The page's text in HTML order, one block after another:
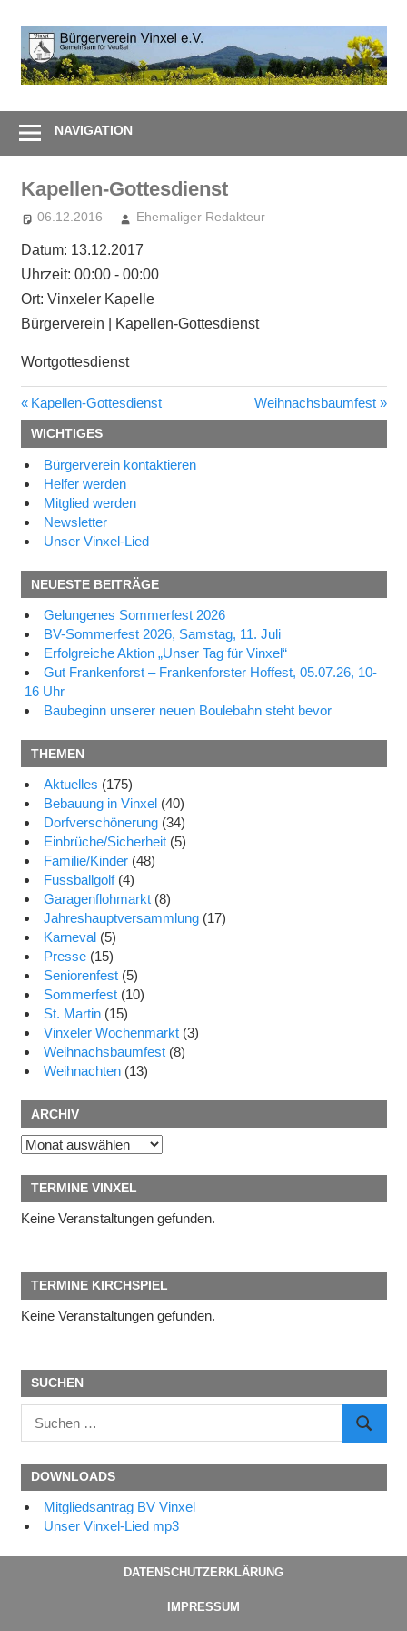
Inhalt
springen
ZusammenNAVIGATION
Kapellen-Gottesdienst
06.12.2016 Ehemaliger Redakteur
Datum: 13.12.2017
Uhrzeit: 00:00 - 00:00
Ort: Vinxeler Kapelle
Bürgerverein | Kapellen-Gottesdienst
Wortgottesdienst
Beitragsnavigation
Vorheriger
Beitrag:
Kapellen-Gottesdienst
Nächster
Beitrag:
Weihnachsbaumfest
WICHTIGES
Bürgerverein kontaktieren
Helfer werden
Mitglied werden
Newsletter
Unser Vinxel-Lied
NEUESTE BEITRÄGE
Gelungenes Sommerfest 2026
BV-Sommerfest 2026, Samstag, 11. Juli
Erfolgreiche Aktion „Unser Tag für Vinxel“
Gut Frankenforst – Frankenforster Hoffest, 05.07.26, 10-
16 Uhr
Baubeginn unserer neuen Boulebahn steht bevor
THEMEN
Aktuelles (175)
Bebauung in Vinxel (40)
Dorfverschönerung (34)
Einbrüche/Sicherheit (5)
Familie/Kinder (48)
Fussballgolf(4)
Garagenflohmarkt (8)
Jahreshauptversammlung (17)
Karneval (5)
Presse (15)
Seniorenfest (5)
Sommerfest (10)
St. Martin (15)
Vinxeler Wochenmarkt (3)
Weihnachsbaumfest (8)
Weihnachten (13)
ARCHIV
Archiv
TERMINE VINXEL
Keine Veranstaltungen gefunden.
TERMINE KIRCHSPIEL
Keine Veranstaltungen gefunden.
SUCHEN
nach:
DOWNLOADS
Mitgliedsantrag BV Vinxel
Unser Vinxel-Lied mp3
DATENSCHUTZERKLÄRUNG
IMPRESSUM